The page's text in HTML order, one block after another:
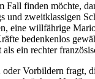
Fall finden möchte,
und zweitklassigen
eine willfährige
bedenkenlos
ein rechter
Vorbildern fragt,